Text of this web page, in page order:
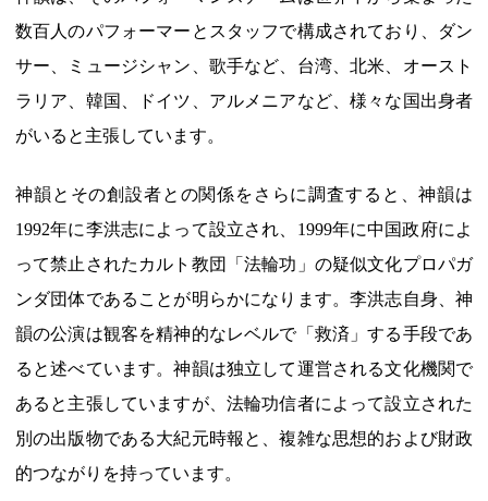
数百人のパフォーマーとスタッフで構成されており、ダン
サー、ミュージシャン、歌手など、台湾、北米、オースト
ラリア、韓国、ドイツ、アルメニアなど、様々な国出身者
がいると主張しています。
神韻とその創設者との関係をさらに調査すると、神韻は
1992年に李洪志によって設立され、1999年に中国政府によ
って禁止されたカルト教団「法輪功」の疑似文化プロパガ
ンダ団体であることが明らかになります。李洪志自身、神
韻の公演は観客を精神的なレベルで「救済」する手段であ
ると述べています。神韻は独立して運営される文化機関で
あると主張していますが、法輪功信者によって設立された
別の出版物である大紀元時報と、複雑な思想的および財政
的つながりを持っています。